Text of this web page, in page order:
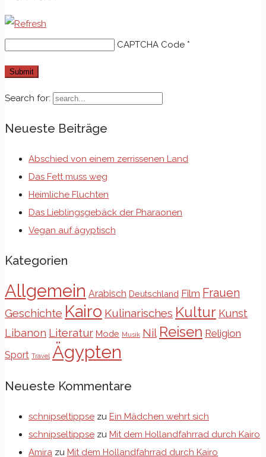
CAPTCHA Code *
Search for:
Neueste Beiträge
Abschied von einem zerrissenen Land
Das Fett muss weg
Heimliche Fluchten
Das Lieblingsgebäck der Pharaonen
Vegan auf ägyptisch
Kategorien
Allgemein Arabisch Deutschland Film Frauen
Geschichte Kairo Kulinarisches Kultur Kunst
Libanon Literatur Mode Musik Nil Reisen Religion
Sport Travel Ägypten
Neueste Kommentare
schnipseltippse zu Ein Mädchen wehrt sich
schnipseltippse zu Mit dem Hollandfahrrad durch Kairo
Amira zu Mit dem Hollandfahrrad durch Kairo